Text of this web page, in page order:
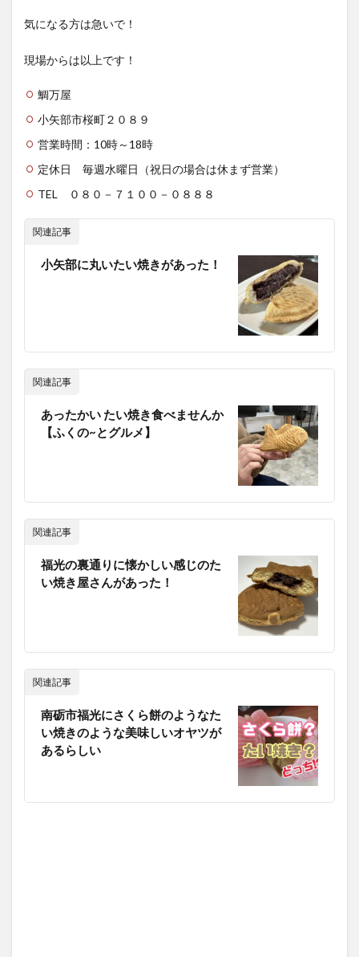
気になる方は急いで！
現場からは以上です！
鯛万屋
小矢部市桜町２０８９
営業時間：10時～18時
定休日 毎週水曜日（祝日の場合は休まず営業）
TEL ０８０－７１００－０８８８
関連記事
小矢部に丸いたい焼きがあった！
関連記事
あったかい たい焼き食べませんか
【ふくの~とグルメ】
関連記事
福光の裏通りに懐かしい感じのた
い焼き屋さんがあった！
関連記事
南砺市福光にさくら餅のようなた
い焼きのような美味しいオヤツが
あるらしい